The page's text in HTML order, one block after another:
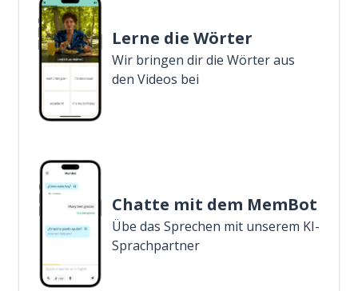
Lerne die Wörter
Wir bringen dir die Wörter aus
den Videos bei
Chatte mit dem MemBot
Übe das Sprechen mit unserem KI-
Sprachpartner